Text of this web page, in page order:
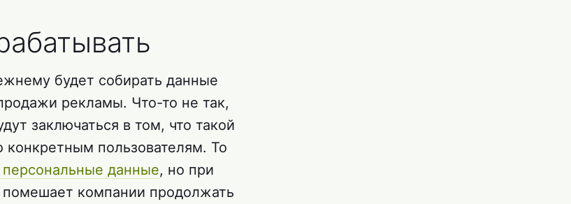
будет собирать данные
рекламы. Что-то не так,
заключаться в том, что такой
конкретным пользователям. То
данные, но при
компании продолжать